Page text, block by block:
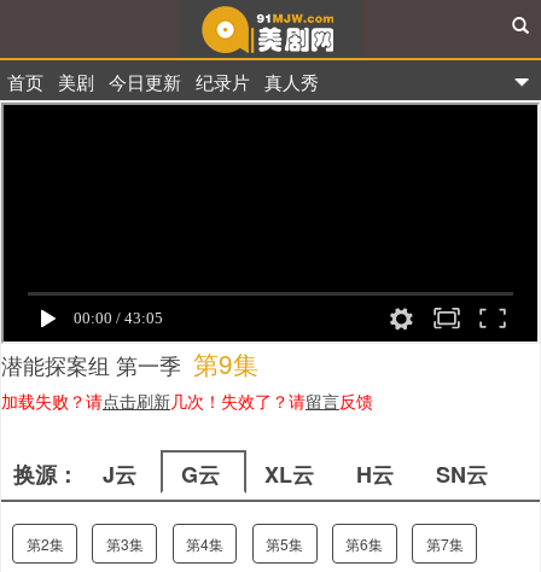
首页 美剧 今日更新 纪录片 真人秀
潜能探案组 第一季 第9集
加载失败？请点击刷新几次！失效了？请留言反馈
换源： J云 G云 XL云 H云 SN云
第2集 第3集 第4集 第5集 第6集 第7集